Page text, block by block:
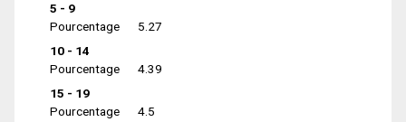
5 - 9
Pourcentage
5.27
10 - 14
Pourcentage
4.39
15 - 19
Pourcentage
4.5